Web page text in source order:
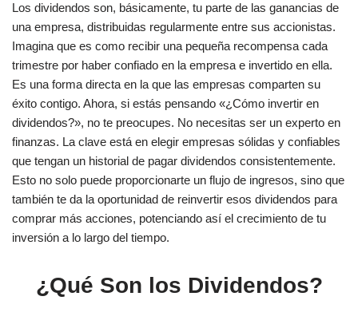
Los dividendos son, básicamente, tu parte de las ganancias de
una empresa, distribuidas regularmente entre sus accionistas.
Imagina que es como recibir una pequeña recompensa cada
trimestre por haber confiado en la empresa e invertido en ella.
Es una forma directa en la que las empresas comparten su
éxito contigo. Ahora, si estás pensando «¿Cómo invertir en
dividendos?», no te preocupes. No necesitas ser un experto en
finanzas. La clave está en elegir empresas sólidas y confiables
que tengan un historial de pagar dividendos consistentemente.
Esto no solo puede proporcionarte un flujo de ingresos, sino que
también te da la oportunidad de reinvertir esos dividendos para
comprar más acciones, potenciando así el crecimiento de tu
inversión a lo largo del tiempo.
¿Qué Son los Dividendos?